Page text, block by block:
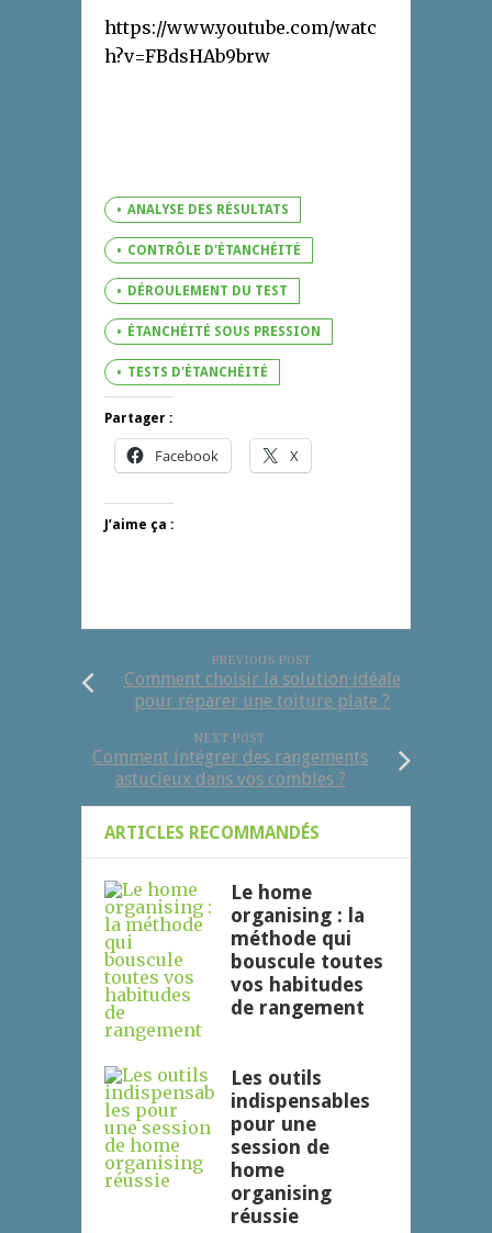
https://www.youtube.com/watc
h?v=FBdsHAb9brw
ANALYSE DES RÉSULTATS
CONTRÔLE D'ÉTANCHÉITÉ
DÉROULEMENT DU TEST
ÉTANCHÉITÉ SOUS PRESSION
TESTS D'ÉTANCHÉITÉ
Partager :
Facebook X
J’aime ça :
PREVIOUS POST
Comment choisir la solution idéale
pour réparer une toiture plate ?
NEXT POST
Comment intégrer des rangements
astucieux dans vos combles ?
ARTICLES RECOMMANDÉS
Le home
organising : la
méthode qui
bouscule toutes
vos habitudes
de rangement
Les outils
indispensables
pour une
session de
home
organising
réussie